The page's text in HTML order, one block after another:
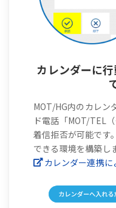
カレンダーに
MOT/HG内のカレン
ド電話「MOT/TEL
着信拒否が可能です
できる環境を構築し
カレンダー連携